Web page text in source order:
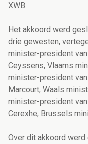
XWB.
Het akkoord werd
drie gewesten,
minister-president
Ceyssens, Vlaams
minister-president
Marcourt, Waals
minister-president
Cerexhe, Brussels
Over dit akkoord